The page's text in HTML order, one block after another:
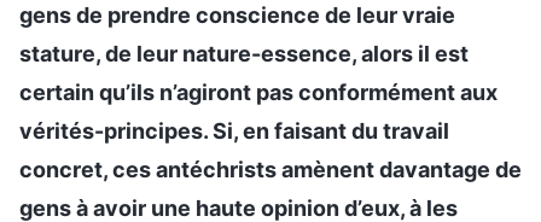
gens de prendre conscience de leur vraie
stature, de leur nature-essence, alors il est
certain qu’ils n’agiront pas conformément aux
vérités-principes. Si, en faisant du travail
concret, ces antéchrists amènent davantage de
gens à avoir une haute opinion d’eux, à les